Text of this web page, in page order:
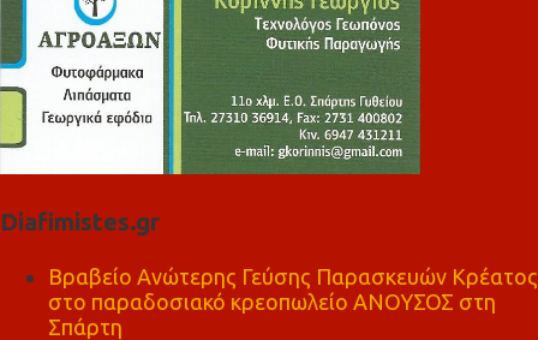
Diafimistes.gr
Βραβείο Ανώτερης Γεύσης Παρασκευών Κρέατος
στο παραδοσιακό κρεοπωλείο ΑΝΟΥΣΟΣ στη
Σπάρτη